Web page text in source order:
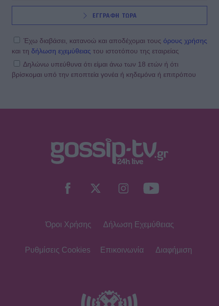
SHOWBIZ
Σταματίνα Τσιμτσιλή: Η εξόρμηση
Σοφό και τον γιο τους
MEDIA
Στον βυθό για μαργαριτάρια η Αθηνά
Τσερέλα - To βίντεο με την
του Αυγούστου, τα απίθανα beach
ΕΓΓΡΑΦΗ ΤΩΡΑ
Έχω διαβάσει, κατανοώ και αποδέχομαι τους όρους χρήσης
και τη δήλωση εχεμύθειας του ιστοτόπου της εταιρείας
Δηλώνω υπεύθυνα ότι είμαι άνω των 18 ετών ή ότι
βρίσκομαι υπό την εποπτεία γονέα ή κηδεμόνα ή επιτρόπου
Όροι Χρήσης Δήλωση Εχεμύθειας
Ρυθμίσεις Cookies Επικοινωνία Διαφήμιση